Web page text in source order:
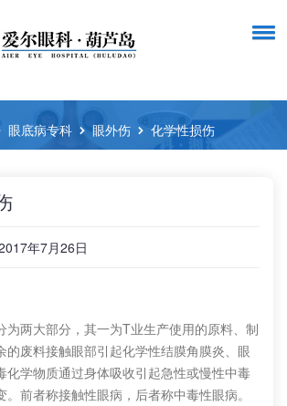
眼底病专科 眼外伤 化学性损伤
年7月26日
两大部分，其一为T业生产使用的原料、制
的废料接触眼部引起化学性结膜角膜炎、眼
化学物质通过身体吸收引起急性或慢性中毒
前者称接触性眼病，后者称中毒性眼病。